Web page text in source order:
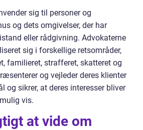
sig til personer og
og dets omgivelser, der har
eller rådgivning. Advokaterne
sig i forskellige retsområder,
familieret, strafferet, skatteret og
og vejleder deres klienter
og sikrer, at deres interesser bliver
vis.
at vide om